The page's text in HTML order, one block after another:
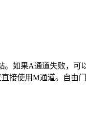
。如果A通道失败，
接使用M通道。自由